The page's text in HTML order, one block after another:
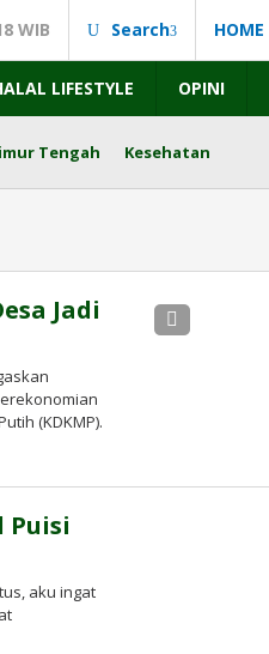
WIB Search HOME
LIFESTYLE OPINI
Tengah Kesehatan
Jadi
(KDKMP).
Puisi
aku ingat